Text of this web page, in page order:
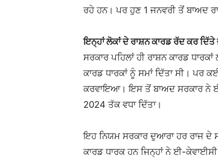
ਰਹੇ ਹਨ। ਪਰ ਹੁਣ 1 ਜਨਵਰੀ ਤੋਂ ਬਾਅਦ
ਇਨ੍ਹਾਂ ਲੋਕਾਂ ਦੇ ਰਾਸ਼ਨ ਕਾਰਡ ਰੱਦ ਕਰ ਦਿੱਤੇ
ਸਰਕਾਰ ਪਹਿਲਾਂ ਹੀ ਰਾਸ਼ਨ ਕਾਰਡ
ਕਾਰਡ ਧਾਰਕਾਂ ਨੂੰ ਸਮਾਂ ਦਿੱਤਾ ਸੀ। ਪਰ
ਕਰਵਾਇਆ। ਇਸ ਤੋਂ ਬਾਅਦ ਸਰਕਾਰ ਨੇ
2024 ਤੱਕ ਵਧਾ ਦਿੱਤਾ।
ਇਹ ਨਿਯਮ ਸਰਕਾਰ ਦੁਆਰਾ ਹਰ ਰਾਜ ਦੇ
ਕਾਰਡ ਧਾਰਕ ਹਨ ਜਿਨ੍ਹਾਂ ਨੇ ਈ-